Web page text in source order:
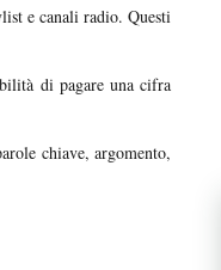
e canali radio. Questi
di pagare una cifra
chiave, argomento,